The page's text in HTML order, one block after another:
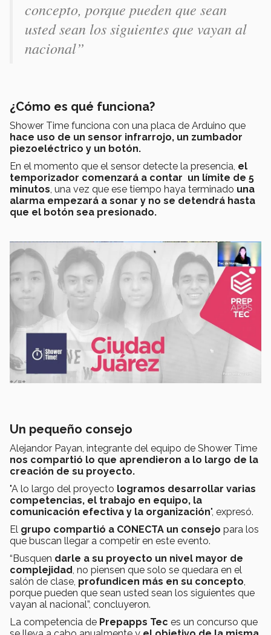
concepto, porque pueden que sean
usted sean los siguientes que vayan al
nacional”
¿Cómo es qué funciona?
Shower Time funciona con una placa de Arduino que
hace uso de un sensor infrarrojo, un zumbador
piezoeléctrico y un botón.
En el momento que el sensor detecte la presencia, el
temporizador comenzará a contar un límite de 5
minutos, una vez que ese tiempo haya terminado una
alarma empezará a sonar y no se detendrá hasta
que el botón sea presionado.
Un pequeño consejo
Alejandor Payan, integrante del equipo de Shower Time
nos compartió lo que aprendieron a lo largo de la
creación de su proyecto.
"A lo largo del proyecto logramos desarrollar varias
competencias, el trabajo en equipo, la
comunicación efectiva y la organización", expresó.
El grupo compartió a CONECTA un consejo para los
que buscan llegar a competir en este evento.
“Busquen darle a su proyecto un nivel mayor de
complejidad , no piensen que solo se quedara en el
salón de clase, profundicen más en su concepto
porque pueden que sean usted sean los siguientes que
vayan al nacional”, concluyeron.
La competencia de Prepapps Tec es un concurso que